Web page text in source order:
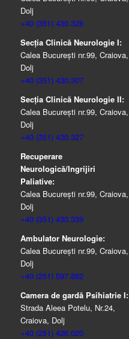
Dolj
+40 (351) 430.328
Secția Clinică Neurologie I:
Calea București nr.99, Craiova,
Dolj
+40 (351) 430.307
Secția Clinică Neurologie II:
Calea București nr.99, Craiova,
Dolj
+40 (351) 430.327
Recuperare
Neurologică/Ingrijiri
Paliative:
Calea București nr.99, Craiova,
Dolj
+40 (351) 430.339
Ambulator Neurologie:
Calea București nr.99, Craiova,
Dolj
+40 (251) 597.882
Camera de gardă Psihiatrie I:
Strada Aleea Potelu, Nr.24,
Craiova, Dolj
+40 (251) 426.020